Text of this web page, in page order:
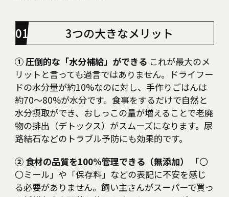
3つの大きなメリット
① 圧倒的な「水分補給」ができる これが最大のメ
リットと言っても過言ではありません。ドライフー
ドの水分量が約10%なのに対し、手作りごはんは
約70〜80%が水分です。食事をするだけで自然と
水分摂取ができ、おしっこの量が増えることで老廃
物の排出（デトックス）がスムーズになります。尿
路結石などのトラブル予防にも効果的です。
② 食材の品質を100%管理できる（無添加）
「〇
〇ミール」や「保存料」などの表記に不安を感じ
る必要がありません。飼い主さんがスーパーで買っ